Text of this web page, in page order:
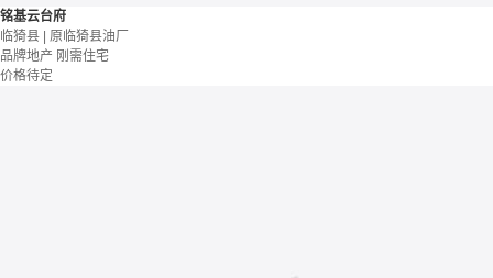
铭基云台府
临猗县 | 原临猗县油厂
品牌地产 刚需住宅
价格待定